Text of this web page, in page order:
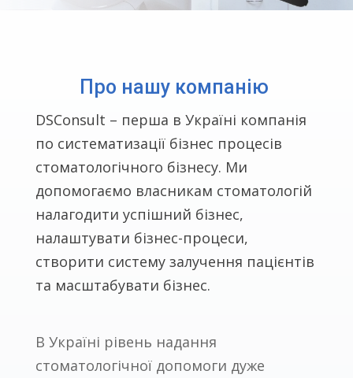
Про нашу компанію
DSConsult – перша в Україні компанія
по систематизації бізнес процесів
стоматологічного бізнесу. Ми
допомогаємо власникам стоматологій
налагодити успішний бізнес,
налаштувати бізнес-процеси,
створити систему залучення пацієнтів
та масштабувати бізнес.
В Україні рівень надання
стоматологічної допомоги дуже